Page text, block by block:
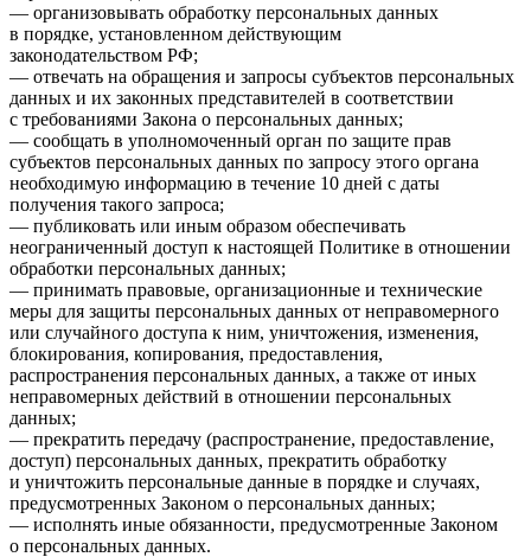
— организовывать обработку персональных данных
в порядке, установленном действующим
законодательством РФ;
— отвечать на обращения и запросы субъектов персональных
данных и их законных представителей в соответствии
с требованиями Закона о персональных данных;
— сообщать в уполномоченный орган по защите прав
субъектов персональных данных по запросу этого органа
необходимую информацию в течение 10 дней с даты
получения такого запроса;
— публиковать или иным образом обеспечивать
неограниченный доступ к настоящей Политике в отношении
обработки персональных данных;
— принимать правовые, организационные и технические
меры для защиты персональных данных от неправомерного
или случайного доступа к ним, уничтожения, изменения,
блокирования, копирования, предоставления,
распространения персональных данных, а также от иных
неправомерных действий в отношении персональных
данных;
— прекратить передачу (распространение, предоставление,
доступ) персональных данных, прекратить обработку
и уничтожить персональные данные в порядке и случаях,
предусмотренных Законом о персональных данных;
— исполнять иные обязанности, предусмотренные Законом
о персональных данных.